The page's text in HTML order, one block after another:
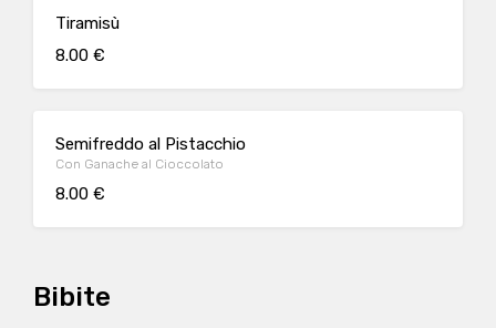
Tiramisù
8.00 €
Semifreddo al Pistacchio
Con Ganache al Cioccolato
8.00 €
Bibite